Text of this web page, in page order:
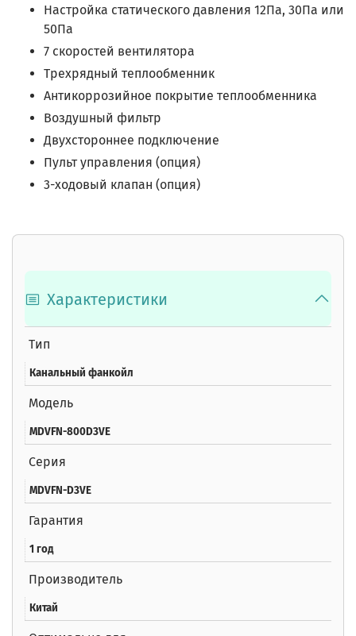
Настройка статического давления 12Па, 30Па или
50Па
7 скоростей вентилятора
Трехрядный теплообменник
Антикоррозийное покрытие теплообменника
Воздушный фильтр
Двухстороннее подключение
Пульт управления (опция)
3-ходовый клапан (опция)
Характеристики
Тип
Канальный фанкойл
Модель
MDVFN-800D3VE
Серия
MDVFN-D3VE
Гарантия
1 год
Производитель
Китай